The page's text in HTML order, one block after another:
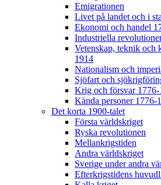
Emigrationen
Livet på landet och i
Ekonomi och handel
Industriella
Vetenskap, teknik och
1914
Nationalism och
Sjöfart och
Krig och försvar 1776-
Kända personer 1776-
Det korta 1900-talet
Första världskriget
Ryska revolutionen
Mellankrigstiden
Andra världskriget
Sverige under andra
Efterkrigstidens